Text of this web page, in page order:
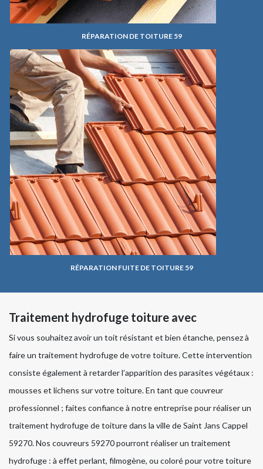
RÉPARATION DE TOITURE 59
RÉPARATION FUITE DE TOITURE 59
Traitement hydrofuge toiture avec
Si vous souhaitez avoir un toit résistant et bien étanche, pensez à
faire un traitement hydrofuge de votre toiture. Cette intervention
consiste également à retarder l’apparition des parasites végétaux :
mousses et lichens sur votre toiture. En tant que couvreur
professionnel ; faites confiance à notre entreprise pour réaliser un
traitement hydrofuge de toiture dans la ville de Saint Jans Cappel
59270. Nos couvreurs 59270 pourront réaliser un traitement
hydrofuge : à effet perlant, filmogène, ou coloré pour votre toiture